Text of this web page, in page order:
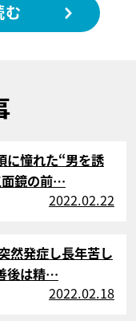
む
に憧れた“男を誘
面鏡の前…
2022.02.22
然発症し長年苦し
後は精…
2022.02.18